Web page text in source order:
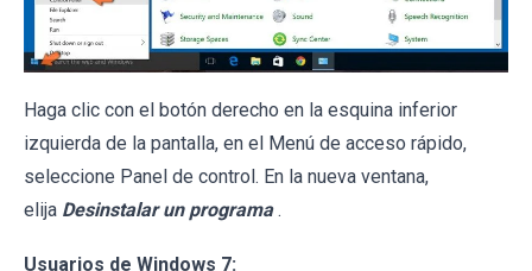
Haga clic con el botón derecho en la esquina inferior
izquierda de la pantalla, en el Menú de acceso rápido,
seleccione Panel de control. En la nueva ventana,
elija Desinstalar un programa .
Usuarios de Windows 7: